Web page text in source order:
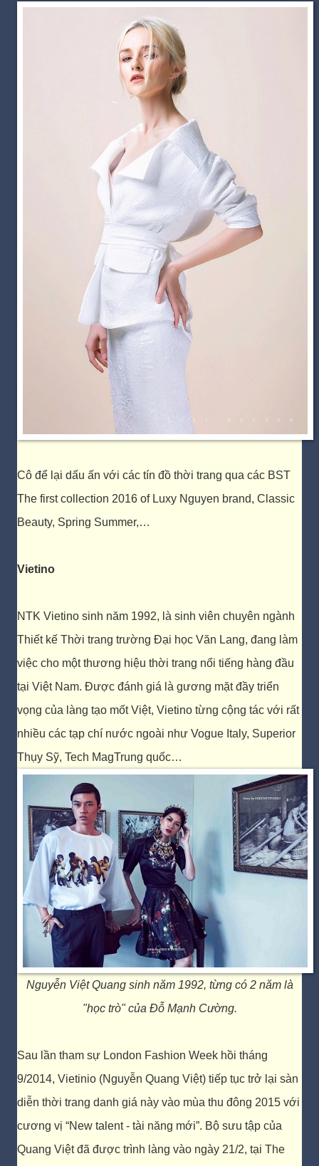
Cô để lại dấu ấn với các tín đồ thời trang qua các BST
The first collection 2016 of Luxy Nguyen brand, Classic
Beauty, Spring Summer,…
Vietino
NTK Vietino sinh năm 1992, là sinh viên chuyên ngành
Thiết kế Thời trang trường Đại học Văn Lang, đang làm
việc cho một thương hiệu thời trang nổi tiếng hàng đầu
tại Việt Nam. Được đánh giá là gương mặt đầy triển
vọng của làng tạo mốt Việt, Vietino từng cộng tác với rất
nhiều các tạp chí nước ngoài như Vogue Italy, Superior
Thụy Sỹ, Tech MagTrung quốc…
Nguyễn Việt Quang sinh năm 1992, từng có 2 năm là
"học trò" của Đỗ Mạnh Cường.
Sau lần tham sự London Fashion Week hồi tháng
9/2014, Vietinio (Nguyễn Quang Việt) tiếp tục trở lại sàn
diễn thời trang danh giá này vào mùa thu đông 2015 với
cương vị “New talent - tài năng mới”. Bộ sưu tập của
Quang Việt đã được trình làng vào ngày 21/2, tại The